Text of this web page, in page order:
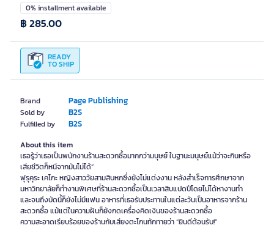
Brand Page Publishing
Sold by B2S
Fulfilled by B2S
0% installment available
READY
TO SHIP
฿ 285.00
About this item
เธอรู้ว่าเธอเป็นพนักงานร้านสะดวกซื้อมากกว่ามนุษย์ ในฐานะมนุษย์แม้ว่าจะกินหรือ
เสียชีวิตก็หนีจากมันไม่ได้”
ฟุรุคุระ เคโกะ หญิงสาววัยสามสิบหกซึ่งยังไม่แต่งงาน หลังสำเร็จการศึกษาจาก
มหาวิทยาลัยก็ทำงานพิเศษที่ร้านสะดวกซื้อเป็นเวลาสิบแปดปีโดยไม่ได้หางานทำ
และจนถึงบัดนี้ก็ยังไม่มีแฟน อาหารที่เธอรับประทานในแต่ละวันเป็นอาหารจากร้าน
สะดวกซื้อ แม้แต่ในความฝันก็ยังกดเครื่องคิดเงินของร้านสะดวกซื้อ
ความสะอาดเรียบร้อยของร้านกับเสียงตะโกนทักทายว่า “ยินดีต้อนรับ!”